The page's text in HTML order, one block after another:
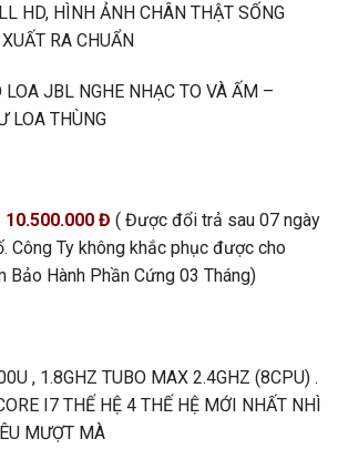
HD, HÌNH ẢNH CHÂN THẬT SỐNG
RA CHUẨN
JBL NGHE NHẠC TO VÀ ẤM –
LOA THÙNG
10.500.000 Đ ( Được đổi trả sau 07 ngày
Công Ty không khắc phục được cho
Bảo Hành Phần Cứng 03 Tháng)
, 1.8GHZ TUBO MAX 2.4GHZ (8CPU) .
I7 THẾ HỆ 4 THẾ HỆ MỚI NHẤT NHÌ
MƯỢT MÀ